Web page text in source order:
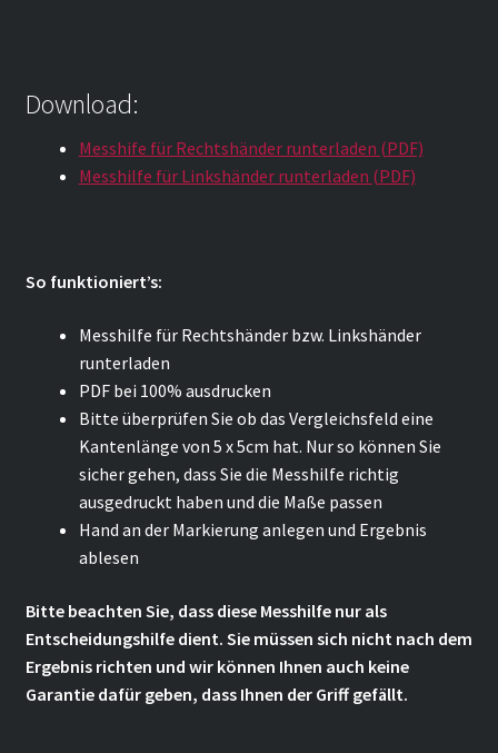
Download:
Messhife für Rechtshänder runterladen (PDF)
Messhilfe für Linkshänder runterladen (PDF)
So funktioniert’s:
Messhilfe für Rechtshänder bzw. Linkshänder
runterladen
PDF bei 100% ausdrucken
Bitte überprüfen Sie ob das Vergleichsfeld eine
Kantenlänge von 5 x 5cm hat. Nur so können Sie
sicher gehen, dass Sie die Messhilfe richtig
ausgedruckt haben und die Maße passen
Hand an der Markierung anlegen und Ergebnis
ablesen
Bitte beachten Sie, dass diese Messhilfe nur als
Entscheidungshilfe dient. Sie müssen sich nicht nach dem
Ergebnis richten und wir können Ihnen auch keine
Garantie dafür geben, dass Ihnen der Griff gefällt.